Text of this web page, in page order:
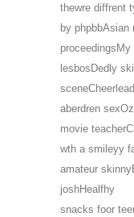
thewre diffrent
by
lesbosDedly
aberdren
movie
wth a smileyy
amateur
joshHealfhy
snacks foor